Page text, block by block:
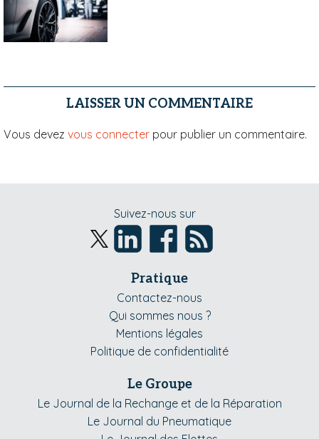
LAISSER UN COMMENTAIRE
Vous devez vous connecter pour publier un commentaire.
Suivez-nous sur
Pratique
Contactez-nous
Qui sommes nous ?
Mentions légales
Politique de confidentialité
Le Groupe
Le Journal de la Rechange et de la Réparation
Le Journal du Pneumatique